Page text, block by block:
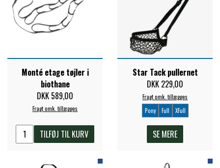
Monté etage tøjler i
biothane
DKK 589,00
Fragt omk. tillægges
TILFØJ TIL KURV
Star Tack pullernet
DKK 229,00
Fragt omk. tillægges
Pony
Full XFull
SE MERE